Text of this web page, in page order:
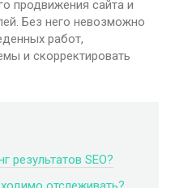
продвижения сайта и
Без него невозможно
работ,
и скорректировать
результатов SEO?